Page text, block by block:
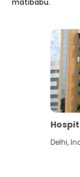
matibabu.
Delhi,